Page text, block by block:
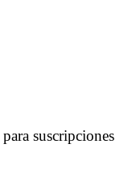
para suscripciones